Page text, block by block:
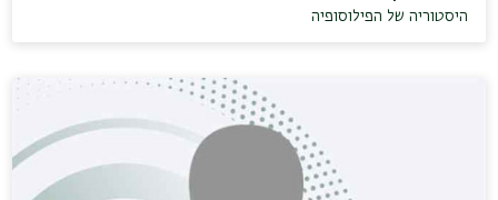
היסטוריה של הפילוסופיה